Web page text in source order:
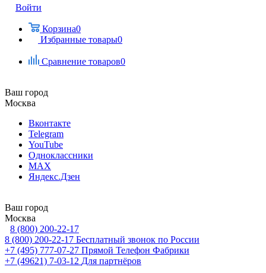
Войти
Корзина0
Избранные товары0
Сравнение товаров0
Ваш город
Москва
Вконтакте
Telegram
YouTube
Одноклассники
MAX
Яндекс.Дзен
Ваш город
Москва
8 (800) 200-22-17
8 (800) 200-22-17 Бесплатный звонок по России
+7 (495) 777-07-27 Прямой Телефон Фабрики
+7 (49621) 7-03-12 Для партнёров